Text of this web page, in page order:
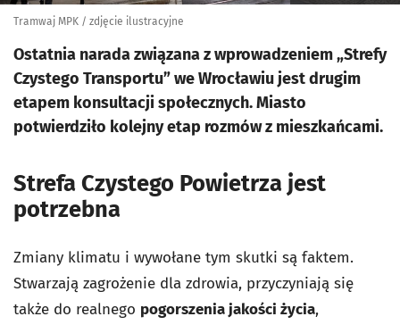
Tramwaj MPK / zdjęcie ilustracyjne
Ostatnia narada związana z wprowadzeniem „Strefy
Czystego Transportu” we Wrocławiu jest drugim
etapem konsultacji społecznych. Miasto
potwierdziło kolejny etap rozmów z mieszkańcami.
Strefa Czystego Powietrza jest
potrzebna
Zmiany klimatu i wywołane tym skutki są faktem.
Stwarzają zagrożenie dla zdrowia, przyczyniają się
także do realnego pogorszenia jakości życia,